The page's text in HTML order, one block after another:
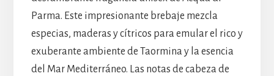
Parma. Este impresionante brebaje mezcla
especias, maderas y cítricos para emular el rico y
exuberante ambiente de Taormina y la esencia
del Mar Mediterráneo. Las notas de cabeza de